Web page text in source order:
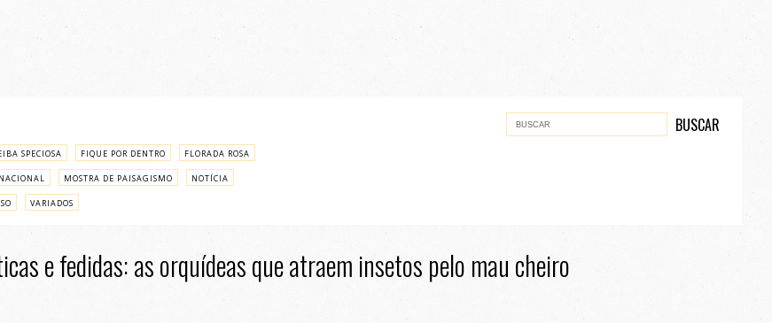
SPECIOSA FIQUE POR DENTRO FLORADA ROSA
MOSTRA DE PAISAGISMO NOTÍCIA
VARIADOS
e fedidas: as orquídeas que atraem insetos pelo mau cheiro